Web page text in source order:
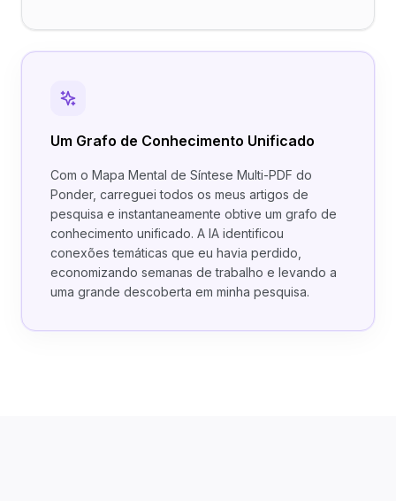
Um Grafo de Conhecimento Unificado
Com o Mapa Mental de Síntese Multi-PDF do
Ponder, carreguei todos os meus artigos de
pesquisa e instantaneamente obtive um grafo de
conhecimento unificado. A IA identificou
conexões temáticas que eu havia perdido,
economizando semanas de trabalho e levando a
uma grande descoberta em minha pesquisa.